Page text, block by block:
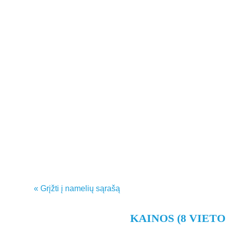
« Grįžti į namelių sąrašą
KAINOS (8